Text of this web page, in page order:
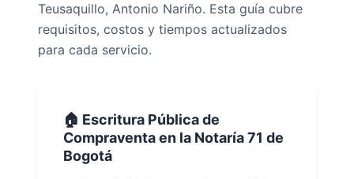
Teusaquillo, Antonio Nariño. Esta guía cubre
requisitos, costos y tiempos actualizados
para cada servicio.
🏠 Escritura Pública de
Compraventa en la Notaría 71 de
Bogotá